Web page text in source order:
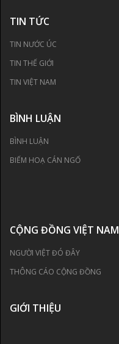
TIN TỨC
TIN NƯỚC ÚC
TIN THẾ GIỚI
TIN VIỆT NAM
BÌNH LUẬN
BÌNH LUẬN
BIẾM HOẠ CÁN NGỐ
CỘNG ĐỒNG VIỆT NAM
NGƯỜI VIỆT ĐÓ ĐÂY
THÔNG CÁO CỘNG ĐỒNG
GIỚI THIỆU